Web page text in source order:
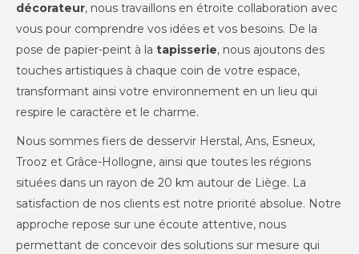
décorateur, nous travaillons en étroite collaboration avec
vous pour comprendre vos idées et vos besoins. De la
pose de papier-peint à la tapisserie, nous ajoutons des
touches artistiques à chaque coin de votre espace,
transformant ainsi votre environnement en un lieu qui
respire le caractère et le charme.
Nous sommes fiers de desservir Herstal, Ans, Esneux,
Trooz et Grâce-Hollogne, ainsi que toutes les régions
situées dans un rayon de 20 km autour de Liège. La
satisfaction de nos clients est notre priorité absolue. Notre
approche repose sur une écoute attentive, nous
permettant de concevoir des solutions sur mesure qui